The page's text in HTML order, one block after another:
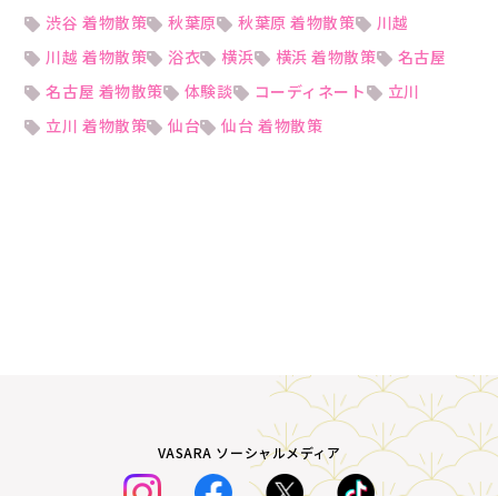
渋谷 着物散策
秋葉原 秋葉原 着物散策
川越
川越 着物散策
浴衣 横浜 横浜 着物散策
名古屋
名古屋 着物散策
体験談 コーディネート
立川
立川 着物散策
仙台 仙台 着物散策
VASARA ソーシャルメディア